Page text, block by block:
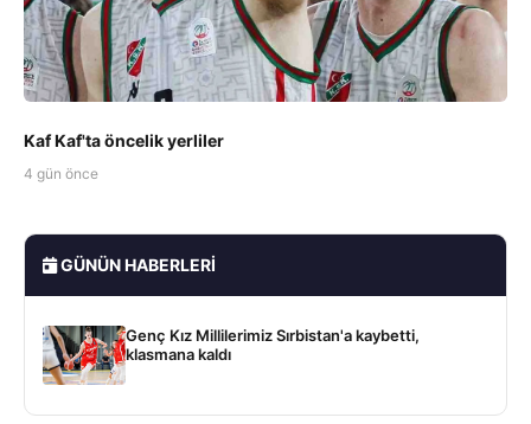
Kaf Kaf'ta öncelik yerliler
4 gün önce
GÜNÜN HABERLERI
Genç Kız Millilerimiz Sırbistan'a kaybetti,
klasmana kaldı